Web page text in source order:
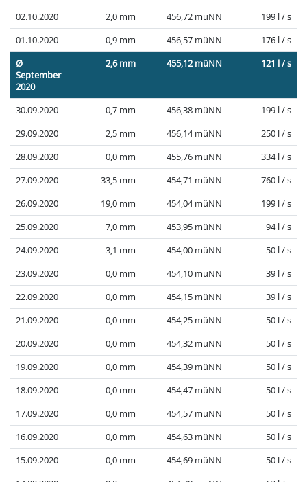
02.10.2020
2,0 mm 456,72 müNN
199 l / s
01.10.2020
0,9 mm 456,57 müNN
176 l / s
Ø
September
2020
2,6 mm 455,12 müNN 121 l / s
30.09.2020 0,7 mm 456,38 müNN
199 l / s
29.09.2020
2,5 mm 456,14 müNN
250 l / s
28.09.2020
0,0 mm 455,76 müNN
334 l / s
27.09.2020
33,5 mm 454,71 müNN
760 l / s
26.09.2020
19,0 mm 454,04 müNN
199 l / s
25.09.2020
7,0 mm 453,95 müNN
94 l / s
24.09.2020
3,1 mm 454,00 müNN
50 l / s
23.09.2020
0,0 mm 454,10 müNN
39 l / s
22.09.2020
0,0 mm 454,15 müNN
39 l / s
21.09.2020
0,0 mm 454,25 müNN
50 l / s
20.09.2020
0,0 mm 454,32 müNN
50 l / s
19.09.2020
0,0 mm 454,39 müNN
50 l / s
18.09.2020
0,0 mm 454,47 müNN
50 l / s
17.09.2020
0,0 mm 454,57 müNN
50 l / s
16.09.2020
0,0 mm 454,63 müNN
50 l / s
15.09.2020
0,0 mm 454,69 müNN
50 l / s